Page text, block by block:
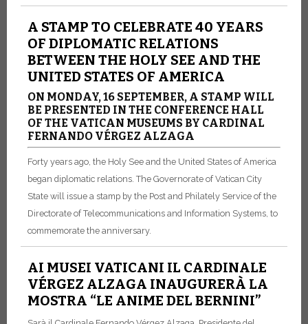
A STAMP TO CELEBRATE 40 YEARS
OF DIPLOMATIC RELATIONS
BETWEEN THE HOLY SEE AND THE
UNITED STATES OF AMERICA
ON MONDAY, 16 SEPTEMBER, A STAMP WILL
BE PRESENTED IN THE CONFERENCE HALL
OF THE VATICAN MUSEUMS BY CARDINAL
FERNANDO VÉRGEZ ALZAGA
Forty years ago, the Holy See and the United States of America
began diplomatic relations. The Governorate of Vatican City
State will issue a stamp by the Post and Philately Service of the
Directorate of Telecommunications and Information Systems, to
commemorate the anniversary.
AI MUSEI VATICANI IL CARDINALE
VÉRGEZ ALZAGA INAUGURERÀ LA
MOSTRA “LE ANIME DEL BERNINI”